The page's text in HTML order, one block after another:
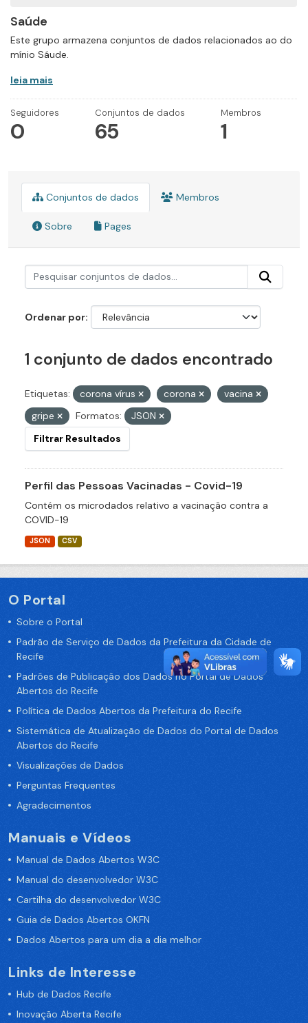
Saúde
Este grupo armazena conjuntos de dados relacionados ao do
mínio Sáude.
leia mais
Seguidores
0
Conjuntos de dados
65
Membros
1
Conjuntos de dados Membros
Sobre Pages
Ordenar por
1 conjunto de dados encontrado
Etiquetas: corona vírus corona
vacina
gripe
Formatos:
JSON
Filtrar Resultados
Perfil das Pessoas Vacinadas - Covid-19
Contém os microdados relativo a vacinação contra a
COVID-19
JSON CSV
O Portal
Sobre o Portal
Padrão de Serviço de Dados da Prefeitura da Cidade de
Recife
Padrões de Publicação dos Dados no Portal de Dados
Abertos do Recife
Política de Dados Abertos da Prefeitura do Recife
Sistemática de Atualização de Dados do Portal de Dados
Abertos do Recife
Visualizações de Dados
Perguntas Frequentes
Agradecimentos
Manuais e Vídeos
Manual de Dados Abertos W3C
Manual do desenvolvedor W3C
Cartilha do desenvolvedor W3C
Guia de Dados Abertos OKFN
Dados Abertos para um dia a dia melhor
Links de Interesse
Hub de Dados Recife
Inovação Aberta Recife